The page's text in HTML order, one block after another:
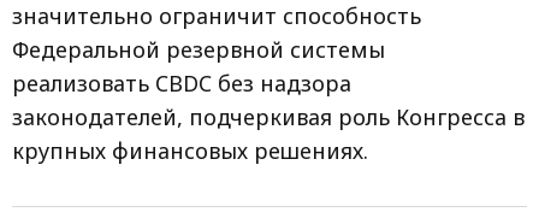
значительно ограничит способность
Федеральной резервной системы
реализовать CBDC без надзора
законодателей, подчеркивая роль Конгресса в
крупных финансовых решениях.